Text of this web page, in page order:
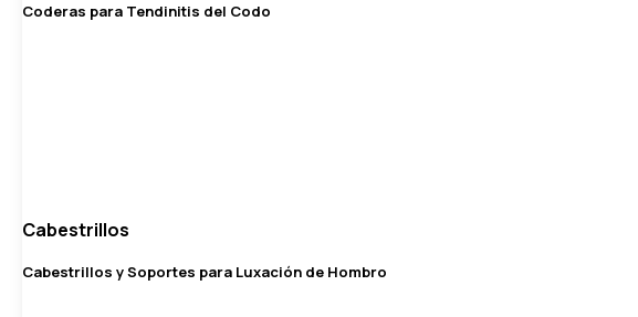
Coderas para Tendinitis del Codo
Cabestrillos
Cabestrillos y Soportes para Luxación de Hombro